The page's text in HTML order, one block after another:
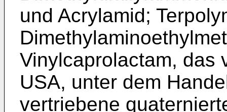
und Acrylamid;
Vinylcaprolactam, das
USA, unter dem
vertriebene